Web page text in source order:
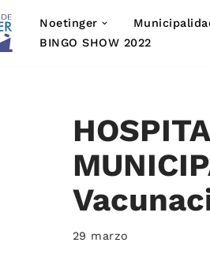
Noetinger
BINGO SHOW 2022
29 marzo